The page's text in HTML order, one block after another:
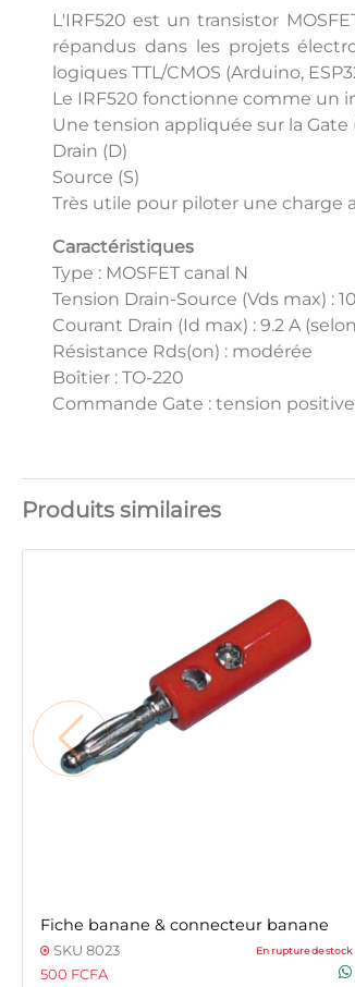
L'IRF520 est un transistor
répandus dans les projets
logiques TTL/CMOS (Arduino,
Le IRF520 fonctionne comme un
Une tension appliquée sur la
Drain (D)
Source (S)
Très utile pour piloter une charge
Caractéristiques
Type : MOSFET canal N
Tension Drain-Source (Vds max) :
Courant Drain (Id max) : 9.2 A
Résistance Rds(on) : modérée
Boîtier : TO-220
Commande Gate : tension positive
Produits similaires
Fiche banane & connecteur banane
SKU 8023 En rupture de stock
500 FCFA